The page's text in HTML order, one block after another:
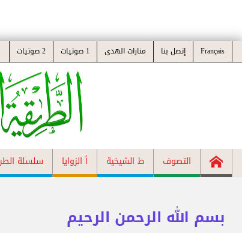
Français إتصل بنا منارات الهدى 1 صوتيات 2 صوتيات
التصوف ط الشيخية أ الزوايا سلسلة
بسم الله الرحمن الرحيم